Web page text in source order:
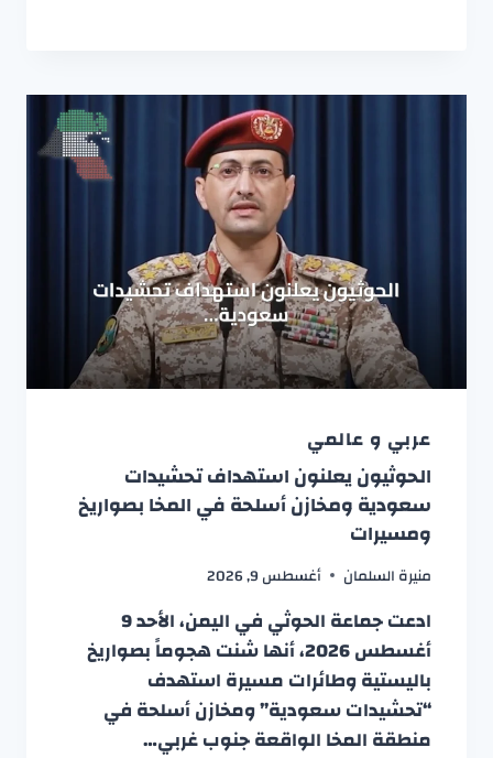
عربي و عالمي
الحوثيون يعلنون استهداف تحشيدات
سعودية ومخازن أسلحة في المخا بصواريخ
ومسيرات
منيرة السلمان أغسطس 9, 2026
ادعت جماعة الحوثي في اليمن، الأحد 9
أغسطس 2026، أنها شنت هجوماً بصواريخ
باليستية وطائرات مسيرة استهدف
“تحشيدات سعودية” ومخازن أسلحة في
منطقة المخا الواقعة جنوب غربي…